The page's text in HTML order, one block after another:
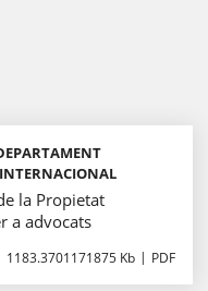
la Propietat
a advocats
1183.3701171875 Kb PDF